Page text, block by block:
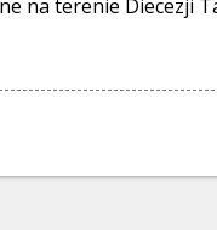
na terenie Diecezji